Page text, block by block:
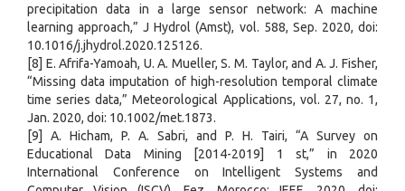
precipitation data in a large sensor network: A machine
learning approach,” J Hydrol (Amst), vol. 588, Sep. 2020, doi:
10.1016/j.jhydrol.2020.125126.
[8] E. Afrifa-Yamoah, U. A. Mueller, S. M. Taylor, and A. J. Fisher,
“Missing data imputation of high-resolution temporal climate
time series data,” Meteorological Applications, vol. 27, no. 1,
Jan. 2020, doi: 10.1002/met.1873.
[9] A. Hicham, P. A. Sabri, and P. H. Tairi, “A Survey on
Educational Data Mining [2014-2019] 1 st,” in 2020
International Conference on Intelligent Systems and